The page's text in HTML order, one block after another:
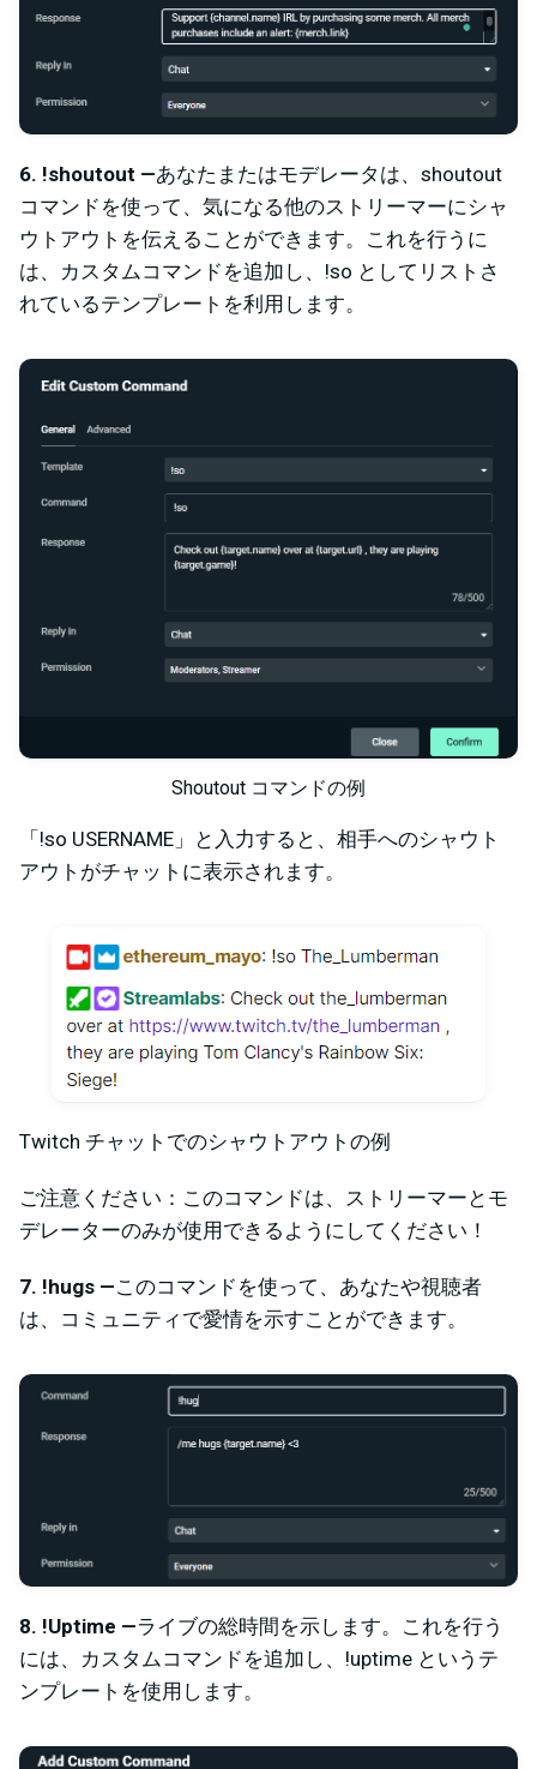
6. !shoutout —あなたまたはモデレータは、shoutout
コマンドを使って 、気になる他のストリーマーにシャ
ウトアウトを伝えることができます。これを行うに
は、カスタムコマンドを追加し、!so としてリストさ
れているテンプレートを利用します。
Shoutout コマンドの例
「!so USERNAME」と入力すると、相手へのシャウト
アウトがチャットに表示されます。
Twitch チャットでのシャウトアウトの例
ご注意ください：このコマンドは、ストリーマーとモ
デレーターのみが使用できるようにしてください！
7. !hugs —このコマンドを使って、あなたや視聴者
は、コミュニティで愛情を示すことができます。
8. !Uptime —ライブの総時間を示します。これを行う
には、カスタムコマンドを追加し、!uptime というテ
ンプレートを使用します。